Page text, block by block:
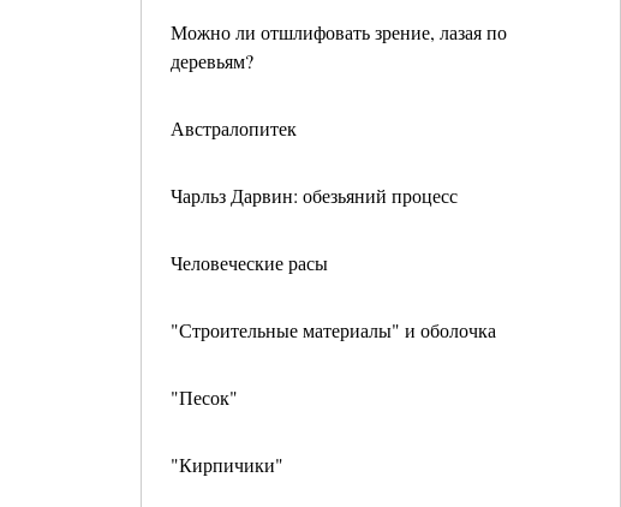
Можно ли отшлифовать зрение, лазая по
деревьям?
Австралопитек
Чарльз Дарвин: обезьяний процесс
Человеческие расы
"Строительные материалы" и оболочка
"Песок"
"Кирпичики"